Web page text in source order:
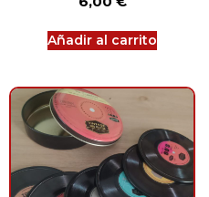
Añadir al carrito